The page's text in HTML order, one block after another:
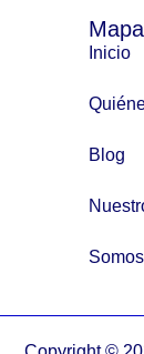
Inicio
Blog